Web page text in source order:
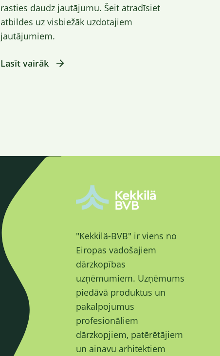
rasties daudz jautājumu. Šeit atradīsiet
atbildes uz visbiežāk uzdotajiem
jautājumiem.
Lasīt vairāk
"Kekkilä-BVB" ir viens no
Eiropas vadošajiem
dārzkopības
uzņēmumiem. Uzņēmums
piedāvā produktus un
pakalpojumus
profesionāliem
dārzkopjiem, patērētājiem
un ainavu arhitektiem